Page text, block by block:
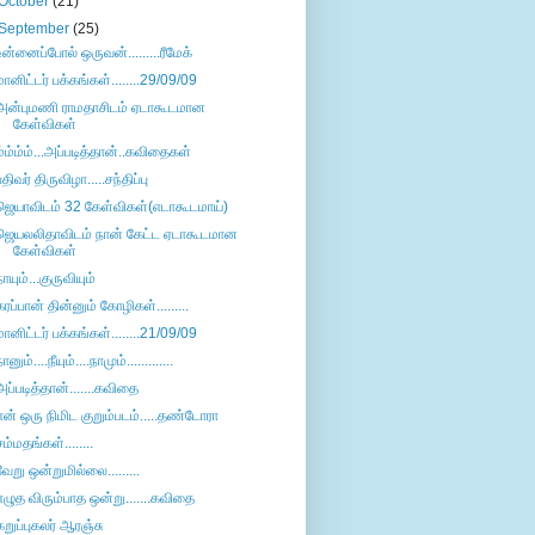
(25)
ஒருவன்.........ரீமேக்
பக்கங்கள்........29/09/09
ராமதாசிடம் ஏடாகூடமான
கேள்விகள்
திருவிழா.....சந்திப்பு
32 கேள்விகள்(எடாகூடமாய்)
நான் கேட்ட ஏடாகூடமான
கேள்விகள்
தின்னும் கோழிகள்.........
பக்கங்கள்........21/09/09
ஒரு நிமிட குறும்படம்.....தண்டோரா
ஒன்றுமில்லை.........
விரும்பாத ஒன்று.......கவிதை
ஆரஞ்சு